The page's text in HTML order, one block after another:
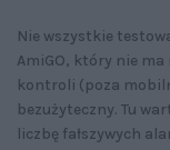
Nie wszystkie
AmiGO, który nie
kontroli (poza
bezużyteczny. Tu
liczbę fałszywych